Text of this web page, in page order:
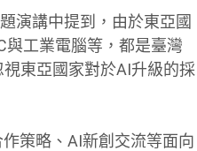
演講中提到，由於東亞國
工業電腦等，都是臺灣
東亞國家對於AI升級的採
策略、AI新創交流等面向